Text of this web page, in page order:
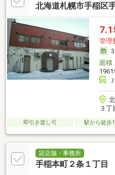
北海道札幌市手稲区
管理
面積
３丁
即引き渡し可 駅から徒歩
貸店舗・事務所
手稲本町２条１丁目